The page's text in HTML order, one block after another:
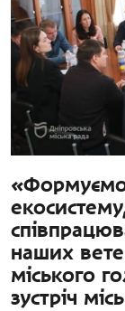
наших
міського
зустріч